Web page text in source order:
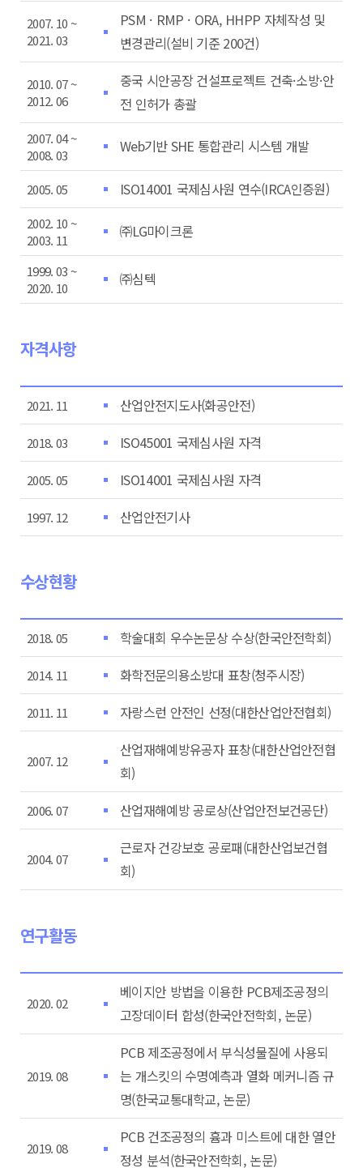
2007. 10 ~
2021. 03
PSM · RMP · ORA, HHPP 자체작성 및
변경관리(설비 기준 200건)
2010. 07 ~
2012. 06
중국 시안공장 건설프로젝트 건축·소방·안
전 인허가 총괄
2007. 04 ~
2008. 03
Web기반 SHE 통합관리 시스템 개발
2005. 05 ISO14001 국제심사원 연수(IRCA인증원)
2002. 10 ~
2003. 11
㈜LG마이크론
1999. 03 ~
2020. 10
㈜심텍
자격사항
2021. 11 산업안전지도사(화공안전)
2018. 03 ISO45001 국제심사원 자격
2005. 05 ISO14001 국제심사원 자격
1997. 12 산업안전기사
수상현황
2018. 05 학술대회 우수논문상 수상(한국안전학회)
2014. 11 화학전문의용소방대 표창(청주시장)
2011. 11 자랑스런 안전인 선정(대한산업안전협회)
2007. 12
산업재해예방유공자 표창(대한산업안전협
회)
2006. 07 산업재해예방 공로상(산업안전보건공단)
2004. 07
근로자 건강보호 공로패(대한산업보건협
회)
연구활동
2020. 02
베이지안 방법을 이용한 PCB제조공정의
고장데이터 합성(한국안전학회, 논문)
2019. 08
PCB 제조공정에서 부식성물질에 사용되
는 개스킷의 수명예측과 열화 메커니즘 규
명(한국교통대학교, 논문)
2019. 08
PCB 건조공정의 흄과 미스트에 대한 열안
정성 분석(한국안전학회, 논문)